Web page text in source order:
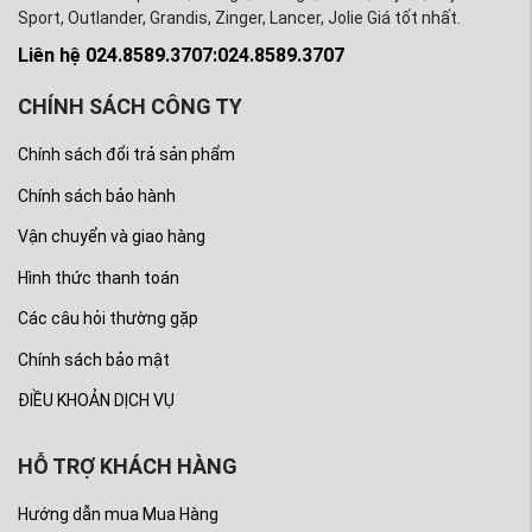
sắc sảo, rõ nét. không có nhựa thừa, không trầy xước.
Đặc biệt, đến với Phụ tùng Mitsubishi An Việt, khách
tin cam kết về chất lượng cũng như chính hãng của
Outlander 2014-2024, Xe Lancer 2.0 , Lancer IO
Sport, Outlander, Grandis, Zinger, Lancer, Jolie Giá tốt nhất.
Liên hệ 024.8589.3707:024.8589.3707
CHÍNH SÁCH CÔNG TY
Chính sách đổi trả sản phẩm
Chính sách bảo hành
Vận chuyển và giao hàng
Hình thức thanh toán
Các câu hỏi thường gặp
Chính sách bảo mật
ĐIỀU KHOẢN DỊCH VỤ
HỖ TRỢ KHÁCH HÀNG
Hướng dẫn mua Mua Hàng